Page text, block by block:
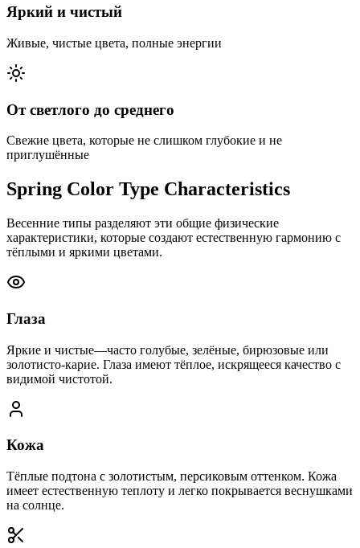
Яркий и чистый
Живые, чистые цвета, полные энергии
От светлого до среднего
Свежие цвета, которые не слишком глубокие и не
приглушённые
Spring Color Type Characteristics
Весенние типы разделяют эти общие физические
характеристики, которые создают естественную гармонию с
тёплыми и яркими цветами.
Глаза
Яркие и чистые—часто голубые, зелёные, бирюзовые или
золотисто-карие. Глаза имеют тёплое, искрящееся качество с
видимой чистотой.
Кожа
Тёплые подтона с золотистым, персиковым оттенком. Кожа
имеет естественную теплоту и легко покрывается веснушками
на солнце.